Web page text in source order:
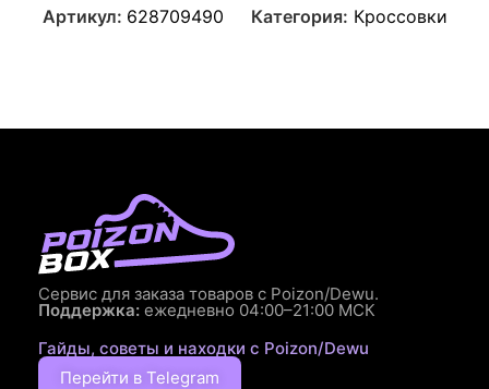
Артикул: 628709490 Категория: Кроссовки
Сервис для заказа товаров с Poizon/Dewu.
Поддержка: ежедневно 04:00–21:00 МСК
Гайды, советы и находки с Poizon/Dewu
Перейти в Telegram